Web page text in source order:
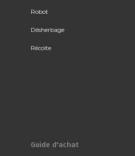
Robot
Désherbage
Récolte
Guide d'achat